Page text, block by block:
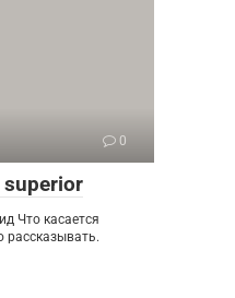
0
Что касается
рассказывать.